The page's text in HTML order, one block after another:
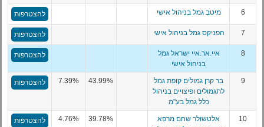
6 מיטב גמל בניהול אישי להצטרפות
7 הפניקס גמל בניהול אישי להצטרפות
8
איי.אר.איי ישראל גמל
בניהול אישי
להצטרפות
9
בר קרן גמולים קופת גמל
לתגמולים ופיצויים בניהול
כלל גמל בע"מ
43.99%
7.39% להצטרפות
10
אלטשולר שחם מרפא
39.78%
4.76% להצטרפות